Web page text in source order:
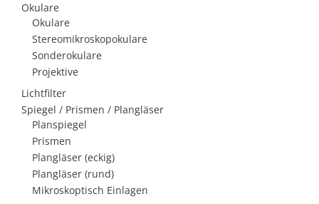
Okulare
Okulare
Stereomikroskopokulare
Sonderokulare
Projektive
Lichtfilter
Spiegel / Prismen / Plangläser
Planspiegel
Prismen
Plangläser (eckig)
Plangläser (rund)
Mikroskoptisch Einlagen